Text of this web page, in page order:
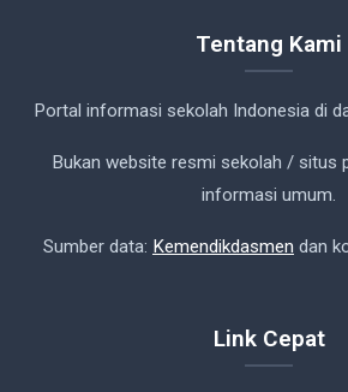
Tentang Kami
Portal informasi sekolah Indonesia di
Bukan website resmi sekolah / situs
informasi umum.
Sumber data: Kemendikdasmen dan
Link Cepat